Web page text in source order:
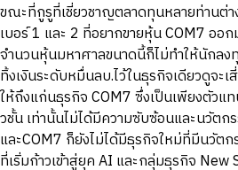
ขณะที่กูรูที่เชี่ยวชาญตลาดทุนหลายท่านต่า
เบอร์ 1 และ 2 ที่อยากขายหุ้น COM7 ออ
จำนวนหุ้นมหาศาลขนาดนี้ก็ไม่ทำให้นักลง
ทิ้งเงินระดับหมื่นลบ.ไว้ในธุรกิจเดียวดูจะ
ให้ถึงแก่นธุรกิจ COM7 ซึ่งเป็นเพียงตัวแ
วชั้น เท่านั้นไม่ได้มีความซับซ้อนและนวัตก
และCOM7 ก็ยังไม่ได้มีธุรกิจใหม่ที่มีนวัต
ที่เริ่มก้าวเข้าสู่ยุค AI และกลุ่มธุรกิจ New